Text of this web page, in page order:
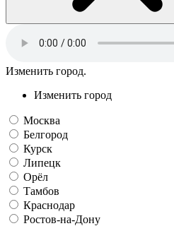
Изменить город.
Изменить город
Москва
Белгород
Курск
Липецк
Орёл
Тамбов
Краснодар
Ростов-на-Дону